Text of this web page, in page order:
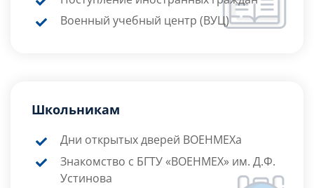
Военный учебный центр (ВУЦ)
Школьникам
Дни открытых дверей ВОЕНМЕХа
Знакомство с БГТУ «ВОЕНМЕХ» им. Д.Ф.
Устинова